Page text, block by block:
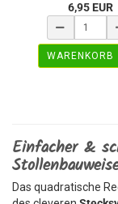
6,95 EUR
WARENKORB
Einfacher &
Das quadratische